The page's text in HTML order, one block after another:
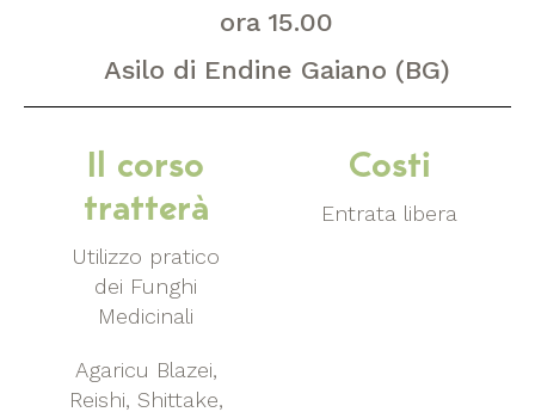
ora 15.00
Asilo di Endine Gaiano (BG)
Il corso
tratterà
Utilizzo pratico
dei Funghi
Medicinali
Agaricu Blazei,
Reishi, Shittake,
Costi
Entrata libera